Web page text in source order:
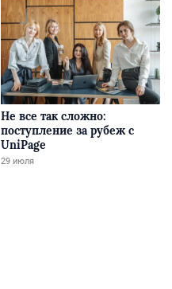
Не все так сложно:
поступление за рубеж с
UniPage
29 июля